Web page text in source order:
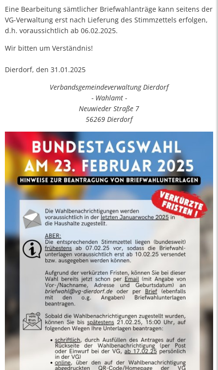
Eine Bearbeitung sämtlicher Briefwahlanträge kann seitens der
VG-Verwaltung erst nach Lieferung des Stimmzettels erfolgen,
d.h. voraussichtlich ab 06.02.2025.
Wir bitten um Verständnis!
Dierdorf, den 31.01.2025
Verbandsgemeindeverwaltung Dierdorf
- Wahlamt -
Neuwieder Straße 7
56269 Dierdorf